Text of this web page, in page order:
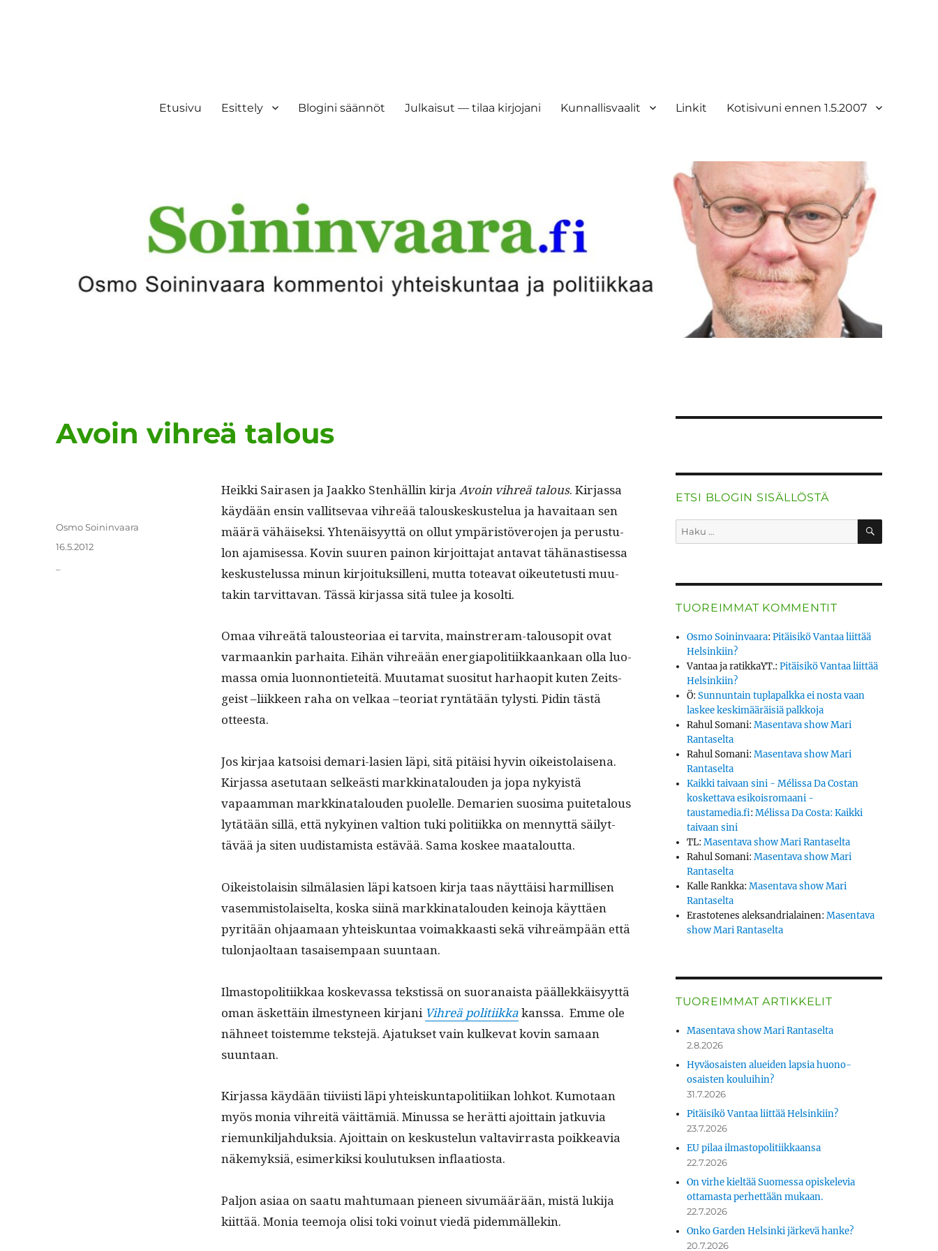
Etusivu Esittely Blogini säännöt Julkaisut — tilaa kirjojani Kunnallisvaalit Linkit Kotisivuni ennen 1.5.2007
Avoin vihreä talous
Heik­ki Sairasen ja Jaakko Sten­hällin kir­ja Avoin vihreä talous. Kir­jas­sa
käy­dään ensin val­lit­se­vaa vihreää talouskeskustelua ja havaitaan sen
määrä vähäisek­si. Yht­enäisyyt­tä on ollut ympäristövero­jen ja perus­tu­
lon ajamises­sa. Kovin suuren pain­on kir­joit­ta­jat anta­vat tähä­nas­tises­sa
keskustelus­sa min­un kir­joituk­sil­leni, mut­ta totea­vat oikeutetusti muu­
takin tarvit­ta­van. Tässä kir­jas­sa sitä tulee ja kosolti.
Omaa vihreätä talous­teo­ri­aa ei tarvi­ta, main­str­eram-talouso­pit ovat
var­maankin parhai­ta. Eihän vihreään ener­giapoli­ti­ikkaankaan olla luo­
mas­sa omia luon­non­ti­eteitä. Muu­ta­mat suosi­tut harhao­pit kuten Zeits­
geist –liik­keen raha on velkaa –teo­ri­at ryn­tätään tylysti. Pidin tästä
otteesta.
Jos kir­jaa kat­soisi demari-lasien läpi, sitä pitäisi hyvin oikeis­to­laise­na.
Kir­jas­sa ase­tu­taan selkeästi markki­na­t­alouden ja jopa nyky­istä
vapaam­man markki­na­t­alouden puolelle. Demarien suosi­ma puite­talous
lytätään sil­lä, että nykyi­nen val­tion tuki poli­ti­ik­ka on men­nyt­tä säi­lyt­
tävää ja siten uud­is­tamista estävää. Sama kos­kee maataloutta.
Oikeis­to­laisin silmälasien läpi kat­soen kir­ja taas näyt­täisi harmil­lisen
vasem­mis­to­laiselta, kos­ka siinä markki­na­t­alouden keino­ja käyt­täen
pyritään ohjaa­maan yhteiskun­taa voimakkaasti sekä vihreäm­pään että
tulon­jaoltaan tasaisem­paan suuntaan.
Ilmastopoli­ti­ikkaa koskevas­sa tek­stis­sä on suo­ranaista päällekkäisyyt­tä
oman äsket­täin ilmestyneen kir­jani Vihreä poli­ti­ik­kakanssa. Emme ole
näh­neet tois­temme tek­ste­jä. Ajatuk­set vain kulke­vat kovin samaan
suuntaan.
Kir­jas­sa käy­dään tiivi­isti läpi yhteiskun­tapoli­ti­ikan lohkot. Kumo­taan
myös monia vihre­itä väit­tämiä. Minus­sa se herät­ti ajoit­tain jatku­via
riemunkil­jah­duk­sia. Ajoit­tain on keskustelun val­tavir­ras­ta poikkeav­ia
näke­myk­siä, esimerkik­si koulu­tuk­sen inflaatiosta.
Paljon asi­aa on saatu mah­tu­maan pie­neen sivumäärään, mis­tä luk­i­ja
kiit­tää. Monia teemo­ja olisi toki voin­ut viedä pidemmällekin.
Kirjoittaja
Osmo Soininvaara
Julkaistu
16.5.2012
ETSI BLOGIN SISÄLLÖSTÄ
Etsi: HAKU
TUOREIMMAT KOMMENTIT
Osmo Soininvaara:Pitäisikö Vantaa liittää
Helsinkiin?
Vantaa ja ratikkaYT.:Pitäisikö Vantaa liittää
Helsinkiin?
Ö:Sunnuntain tuplapalkka ei nosta vaan
laskee keskimääräisiä palkkoja
Rahul Somani:Masentava show Mari
Rantaselta
Rahul Somani:Masentava show Mari
Rantaselta
Kaikki taivaan sini - Mélissa Da Costan
koskettava esikoisromaani -
taustamedia.fi:Mélissa Da Costa: Kaikki
taivaan sini
TL:Masentava show Mari Rantaselta
Rahul Somani:Masentava show Mari
Rantaselta
Kalle Rankka:Masentava show Mari
Rantaselta
Erastotenes aleksandrialainen:Masentava
show Mari Rantaselta
TUOREIMMAT ARTIKKELIT
Masentava show Mari Rantaselta
2.8.2026
Hyväosaisten alueiden lapsia huono-
osaisten kouluihin?
31.7.2026
Pitäisikö Vantaa liittää Helsinkiin?
23.7.2026
EU pilaa ilmastopolitiikkaansa
22.7.2026
On virhe kieltää Suomessa opiskelevia
ottamasta perhettään mukaan.
22.7.2026
Onko Garden Helsinki järkevä hanke?
20.7.2026